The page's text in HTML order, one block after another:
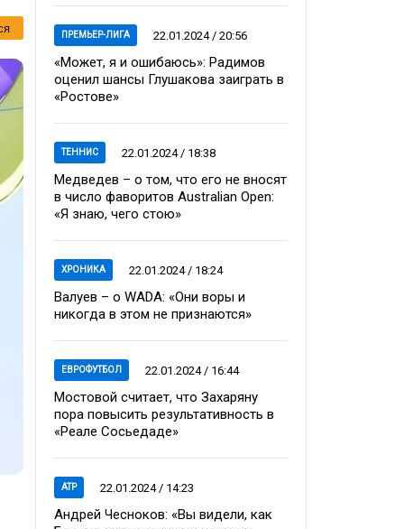
ПРЕМЬЕР-ЛИГА 22.01.2024 / 20:56
«Может, я и ошибаюсь»: Радимов
оценил шансы Глушакова заиграть в
«Ростове»
ТЕННИС 22.01.2024 / 18:38
Медведев – о том, что его не вносят
в число фаворитов Australian Open:
«Я знаю, чего стою»
ХРОНИКА 22.01.2024 / 18:24
Валуев – о WADA: «Они воры и
никогда в этом не признаются»
ЕВРОФУТБОЛ 22.01.2024 / 16:44
Мостовой считает, что Захаряну
пора повысить результативность в
«Реале Сосьедаде»
ATP 22.01.2024 / 14:23
Андрей Чесноков: «Вы видели, как